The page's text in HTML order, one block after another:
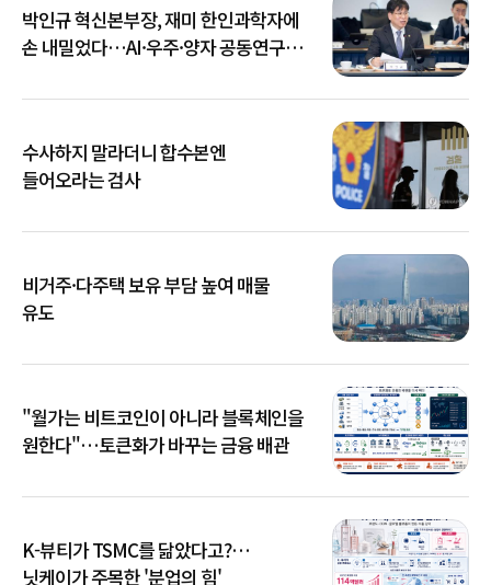
박인규 혁신본부장, 재미 한인과학자에
손 내밀었다…AI·우주·양자 공동연구
수사하지 말라더니 합수본엔
들어오라는 검사
비거주·다주택 보유 부담 높여 매물
유도
"월가는 비트코인이 아니라 블록체인을
원한다"…토큰화가 바꾸는 금융 배관
K-뷰티가 TSMC를 닮았다고?…
닛케이가 주목한 '분업의 힘'